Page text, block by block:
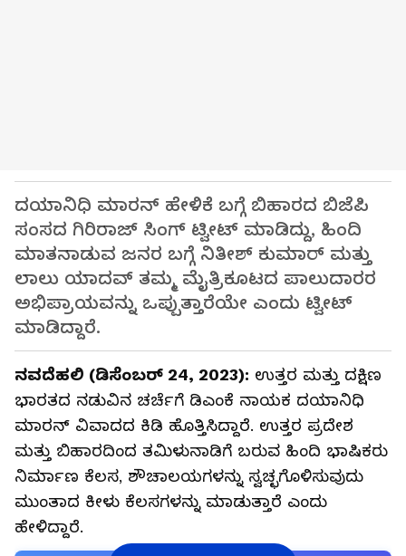
ದಯಾನಿಧಿ ಮಾರನ್‌ ಹೇಳಿಕೆ ಬಗ್ಗೆ ಬಿಹಾರದ ಬಿಜೆಪಿ
ಸಂಸದ ಗಿರಿರಾಜ್ ಸಿಂಗ್ ಟ್ವೀಟ್ ಮಾಡಿದ್ದು, ಹಿಂದಿ
ಮಾತನಾಡುವ ಜನರ ಬಗ್ಗೆ ನಿತೀಶ್ ಕುಮಾರ್ ಮತ್ತು
ಲಾಲು ಯಾದವ್ ತಮ್ಮ ಮೈತ್ರಿಕೂಟದ ಪಾಲುದಾರರ
ಅಭಿಪ್ರಾಯವನ್ನು ಒಪ್ಪುತ್ತಾರೆಯೇ ಎಂದು ಟ್ವೀಟ್‌
ಮಾಡಿದ್ದಾರೆ.
ನವದೆಹಲಿ (ಡಿಸೆಂಬರ್ 24, 2023): ಉತ್ತರ ಮತ್ತು ದಕ್ಷಿಣ
ಭಾರತದ ನಡುವಿನ ಚರ್ಚೆಗೆ ಡಿಎಂಕೆ ನಾಯಕ ದಯಾನಿಧಿ
ಮಾರನ್ ವಿವಾದದ ಕಿಡಿ ಹೊತ್ತಿಸಿದ್ದಾರೆ. ಉತ್ತರ ಪ್ರದೇಶ
ಮತ್ತು ಬಿಹಾರದಿಂದ ತಮಿಳುನಾಡಿಗೆ ಬರುವ ಹಿಂದಿ ಭಾಷಿಕರು
ನಿರ್ಮಾಣ ಕೆಲಸ, ಶೌಚಾಲಯಗಳನ್ನು ಸ್ವಚ್ಛಗೊಳಿಸುವುದು
ಮುಂತಾದ ಕೀಳು ಕೆಲಸಗಳನ್ನು ಮಾಡುತ್ತಾರೆ ಎಂದು
ಹೇಳಿದ್ದಾರೆ.